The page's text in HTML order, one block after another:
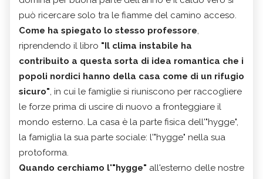
può ricercare solo tra le fiamme del camino acceso.
Come ha spiegato lo stesso professore,
riprendendo il libro "Il clima instabile ha
contribuito a questa sorta di idea romantica che i
popoli nordici hanno della casa come di un rifugio
sicuro", in cui le famiglie si riuniscono per raccogliere
le forze prima di uscire di nuovo a fronteggiare il
mondo esterno. La casa è la parte fisica dell'"hygge",
la famiglia la sua parte sociale: l'"hygge" nella sua
protoforma.
Quando cerchiamo l'"hygge" all'esterno delle nostre